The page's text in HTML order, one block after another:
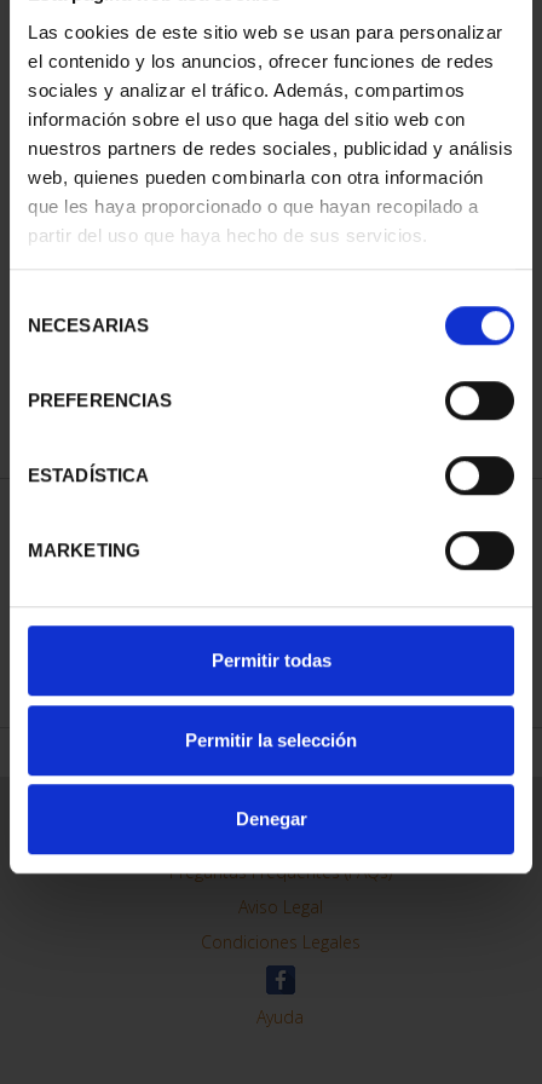
Las cookies de este sitio web se usan para personalizar
el contenido y los anuncios, ofrecer funciones de redes
sociales y analizar el tráfico. Además, compartimos
información sobre el uso que haga del sitio web con
nuestros partners de redes sociales, publicidad y análisis
web, quienes pueden combinarla con otra información
que les haya proporcionado o que hayan recopilado a
partir del uso que haya hecho de sus servicios.
NECESARIAS
PREFERENCIAS
ESTADÍSTICA
MARKETING
Permitir todas
Permitir la selección
Denegar
PATRIMONIO
NACIONAL II - PALACIO
73,00 €
REFINAR
Información General
Contacto
Preguntas Frequentes (FAQs)
Aviso Legal
Condiciones Legales
Ayuda